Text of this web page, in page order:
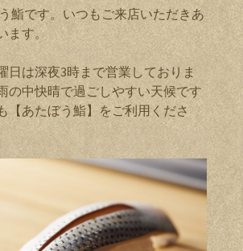
鮨です。いつもご来店いただきあ
ます。
日は深夜3時まで営業しておりま
の中快晴で過ごしやすい天候です
【あたぼう鮨】をご利用くださ